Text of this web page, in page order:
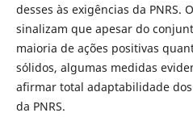
desses às exigências da PNRS.
sinalizam que apesar do
maioria de ações positivas
sólidos, algumas medidas
afirmar total adaptabilidade
da PNRS.